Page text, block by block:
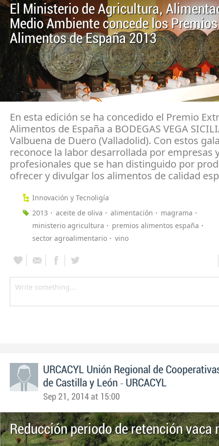
El Ministerio de Agricultura,
Medio Ambiente concede los Premios
Alimentos de España 2013
En esta edición se ha concedido el Premio
Alimentos de España a BODEGAS VEGA
Valbuena de Duero (Valladolid). Con estos
reconoce la labor desarrollada por empresas
profesionales que se han distinguido por
ofrecer y divulgar los alimentos de calidad
Innovación y Tecnoligía
2013
aceite de oliva alimentación
magrama
ministerio agricultura
premios alimentos españa
sector agroalimentario
vino
URCACYL Unión Regional de
de Castilla y León - URCACYL
Sep 21, 2014 at 15:00
Reducción periodo de retención vaca